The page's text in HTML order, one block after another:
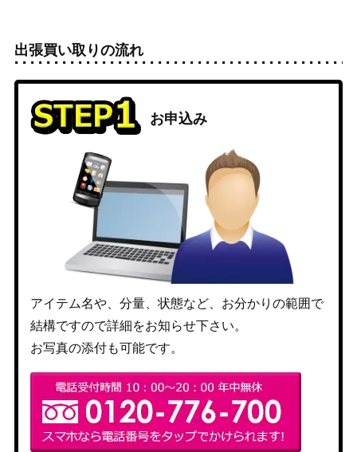
出張買い取りの流れ
お申込み
アイテム名や、分量、状態など、お分かりの範囲で
結構ですので詳細をお知らせ下さい。
お写真の添付も可能です。